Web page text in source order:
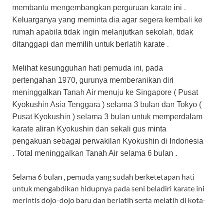
membantu mengembangkan perguruan karate ini .
Keluarganya yang meminta dia agar segera kembali ke
rumah apabila tidak ingin melanjutkan sekolah, tidak
ditanggapi dan memilih untuk berlatih karate .
Melihat kesungguhan hati pemuda ini, pada
pertengahan 1970, gurunya memberanikan diri
meninggalkan Tanah Air menuju ke Singapore ( Pusat
Kyokushin Asia Tenggara ) selama 3 bulan dan Tokyo (
Pusat Kyokushin ) selama 3 bulan untuk memperdalam
karate aliran Kyokushin dan sekali gus minta
pengakuan sebagai perwakilan Kyokushin di Indonesia
. Total meninggalkan Tanah Air selama 6 bulan .
Selama 6 bulan , pemuda yang sudah berketetapan hati
untuk mengabdikan hidupnya pada seni beladiri karate ini
merintis dojo-dojo baru dan berlatih serta melatih di kota-